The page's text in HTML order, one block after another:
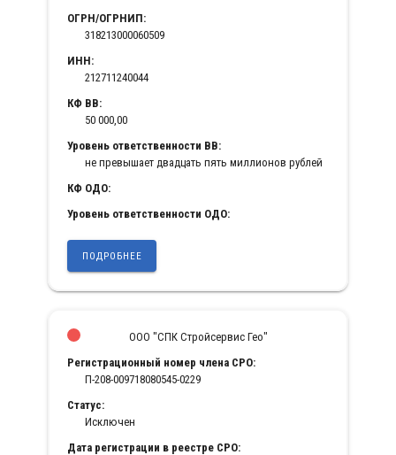
ОГРН/ОГРНИП:
318213000060509
ИНН:
212711240044
КФ ВВ:
50 000,00
Уровень ответственности ВВ:
не превышает двадцать пять миллионов рублей
КФ ОДО:
Уровень ответственности ОДО:
ПОДРОБНЕЕ
ООО "СПК Стройсервис Гео"
Регистрационный номер члена СРО:
П-208-009718080545-0229
Статус:
Исключен
Дата регистрации в реестре СРО: